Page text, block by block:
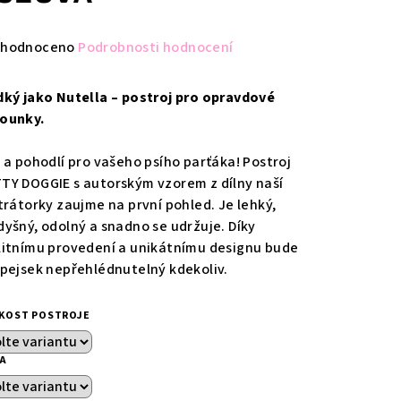
Podrobnosti hodnocení
jako Nutella – postroj pro opravdové
pohodlí pro vašeho psího parťáka! Postroj
DOGGIE s autorským vzorem z dílny naší
zaujme na první pohled. Je lehký,
odolný a snadno se udržuje. Díky
provedení a unikátnímu designu bude
nepřehlédnutelný kdekoliv.
POSTROJE